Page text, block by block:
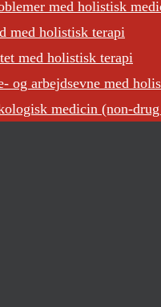
med holistisk
med holistisk terapi
med holistisk terapi
og arbejdsevne med
medicin (non-